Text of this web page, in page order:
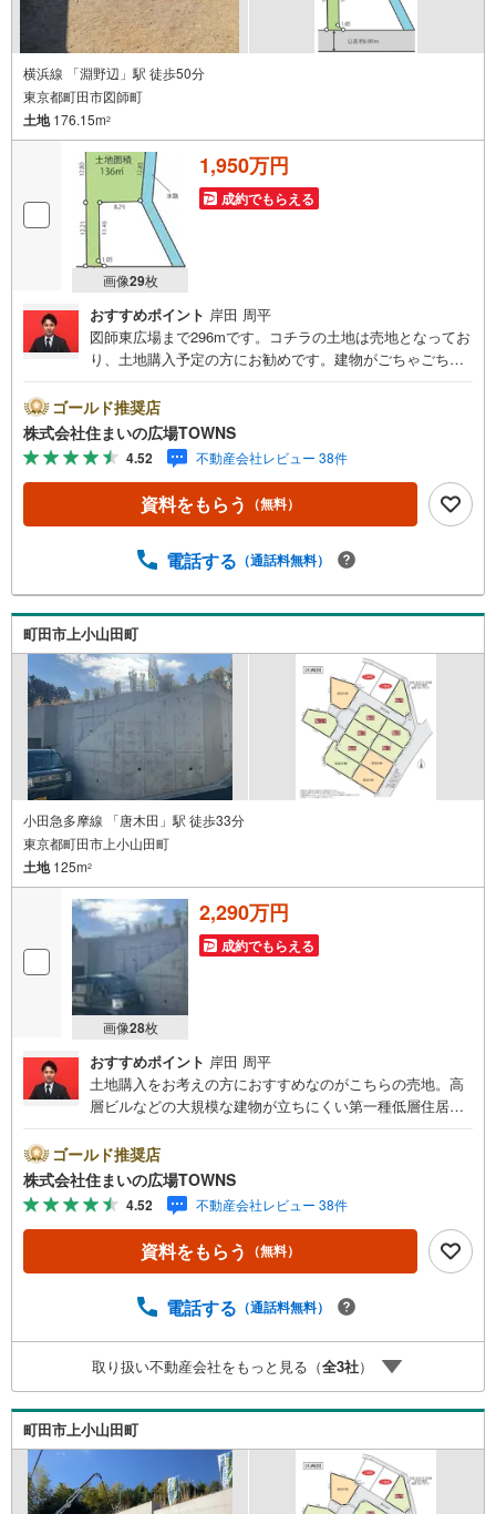
横浜線 「淵野辺」駅 徒歩50分
東京都町田市図師町
土地176.15m2
画像29枚
1,950万円
成約でもらえる
おすすめポイント 岸田 周平
図師東広場まで296mです。コチラの土地は売地となってお
り、土地購入予定の方にお勧めです。建物がごちゃごちゃ
適に過ごすことができます。周辺環境が好条件でニーズの
高い住宅用地です。土地面積は176.15平米（公簿）でイチ
オシ。【年中無休/9:00～21:00】人気物件は特にお問い合
わせが集中するため、お早めにお電話下さい。「室内・現
地を見学する」ボタンよりご予約頂くとご見学がスムーズ
です。■その他、各種ご相談も承っております。○住宅ロー
場TOWNSからお客様へ経験豊富なスタッフが親身になって
物件も併せてご紹介可能ですのでお気軽にお問い合わせ下
さい♪駐車場もございますので、お車でのお越しも大歓迎
です！
ゴールド推奨店
株式会社住まいの広場TOWNS
4.52 不動産会社レビュー 38件
資料をもらう （無料）
電話する （通話料無料）
町田市上小山田町
小田急多摩線 「唐木田」駅 徒歩33分
東京都町田市上小山田町
土地125m2
画像28枚
2,290万円
成約でもらえる
おすすめポイント 岸田 周平
土地購入をお考えの方におすすめなのがこちらの売地。高
層ビルなどの大規模な建物が立ちにくい第一種低層住居専
住まいに適した周辺環境の整っている住宅用地はこちらと
なっています。土地面積は125平米（公簿）となっていま
す。【年中無休/9:00～21:00】人気物件は特にお問い合わ
せが集中するため、お早めにお電話下さい。「室内・現地
を見学する」ボタンよりご予約頂くとご見学がスムーズで
す。■その他、各種ご相談も承っております。○住宅ローン
TOWNSからお客様へ経験豊富なスタッフが親身になってお
件も併せてご紹介可能ですのでお気軽にお問い合わせ下さ
い♪駐車場もございますので、お車でのお越しも大歓迎で
す！
ゴールド推奨店
株式会社住まいの広場TOWNS
4.52 不動産会社レビュー 38件
資料をもらう （無料）
電話する （通話料無料）
取り扱い不動産会社をもっと見る（全3社）
町田市上小山田町